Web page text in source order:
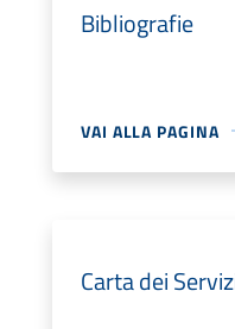
Bibliografie
VAI ALLA PAGINA
Carta dei